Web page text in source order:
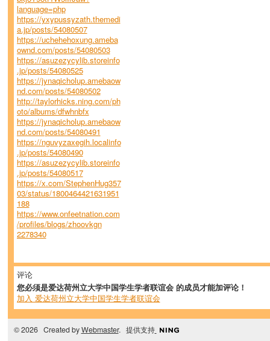
language=php
https://yxypussyzath.themedi
a.jp/posts/54080507
https://uchehehoxung.ameba
ownd.com/posts/54080503
https://asuzezycylib.storeinfo
.jp/posts/54080525
https://jynaqicholup.amebaow
nd.com/posts/54080502
http://taylorhicks.ning.com/ph
oto/albums/dfwhnbfx
https://jynaqicholup.amebaow
nd.com/posts/54080491
https://nguvyzaxegih.localinfo
.jp/posts/54080490
https://asuzezycylib.storeinfo
.jp/posts/54080517
https://x.com/StephenHug357
03/status/1800464421631951
188
https://www.onfeetnation.com
/profiles/blogs/zhoovkgn
2278340
评论
您必须是爱达荷州立大学中国学生学者联谊会 的成员才能加评论！
加入 爱达荷州立大学中国学生学者联谊会
© 2026 Created byWebmaster. 提供支持